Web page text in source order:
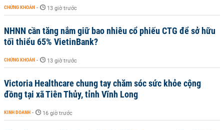
CHỨNG KHOÁN - 13 giờ trước
NHNN cần tăng nắm giữ bao nhiêu cổ phiếu CTG để sở hữu
tối thiểu 65% VietinBank?
CHỨNG KHOÁN - 13 giờ trước
Victoria Healthcare chung tay chăm sóc sức khỏe cộng
đồng tại xã Tiên Thủy, tỉnh Vĩnh Long
KINH DOANH - 16 giờ trước